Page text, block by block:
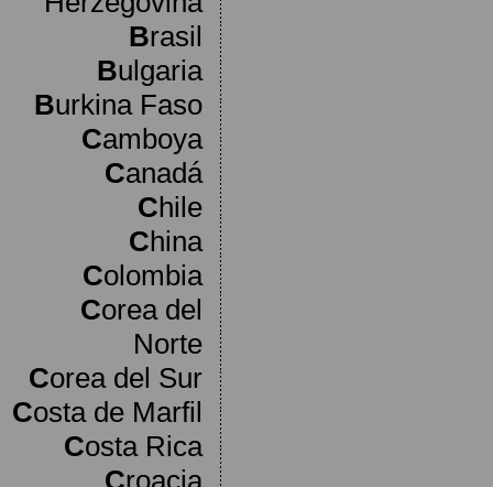
Brasil
Bulgaria
Burkina Faso
Camboya
Canadá
Chile
China
Colombia
Corea del
Norte
Corea del Sur
Costa de Marfil
Costa Rica
Croacia